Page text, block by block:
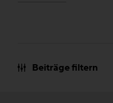
Beiträge filtern